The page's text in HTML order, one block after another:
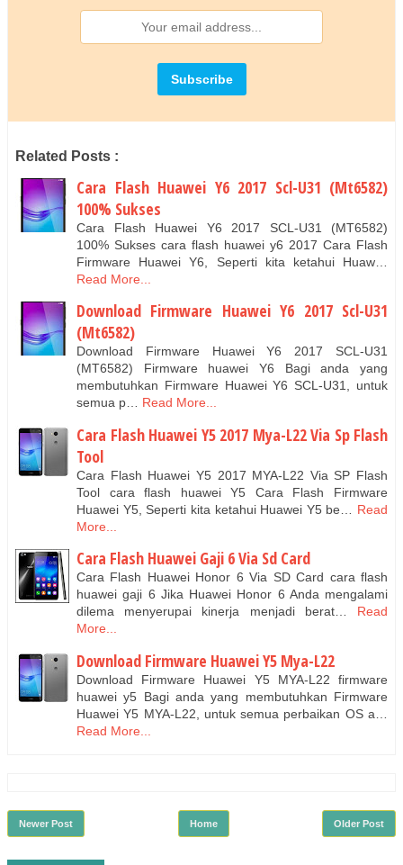
Related Posts :
Cara Flash Huawei Y6 2017 Scl-U31 (Mt6582)
100% Sukses
Cara Flash Huawei Y6 2017 SCL-U31 (MT6582)
100% Sukses cara flash huawei y6 2017 Cara Flash
Firmware Huawei Y6, Seperti kita ketahui Huaw…
Read More...
Download Firmware Huawei Y6 2017 Scl-U31
(Mt6582)
Download Firmware Huawei Y6 2017 SCL-U31
(MT6582) Firmware huawei Y6 Bagi anda yang
membutuhkan Firmware Huawei Y6 SCL-U31, untuk
semua p…
Read More...
Cara Flash Huawei Y5 2017 Mya-L22 Via Sp Flash
Tool
Cara Flash Huawei Y5 2017 MYA-L22 Via SP Flash
Tool cara flash huawei Y5 Cara Flash Firmware
Huawei Y5, Seperti kita ketahui Huawei Y5 be…
Read
More...
Cara Flash Huawei Gaji 6 Via Sd Card
Cara Flash Huawei Honor 6 Via SD Card cara flash
huawei gaji 6 Jika Huawei Honor 6 Anda mengalami
dilema menyerupai kinerja menjadi berat…
Read
More...
Download Firmware Huawei Y5 Mya-L22
Download Firmware Huawei Y5 MYA-L22 firmware
huawei y5 Bagi anda yang membutuhkan Firmware
Huawei Y5 MYA-L22, untuk semua perbaikan OS a…
Read More...
Newer Post Older Post
Home